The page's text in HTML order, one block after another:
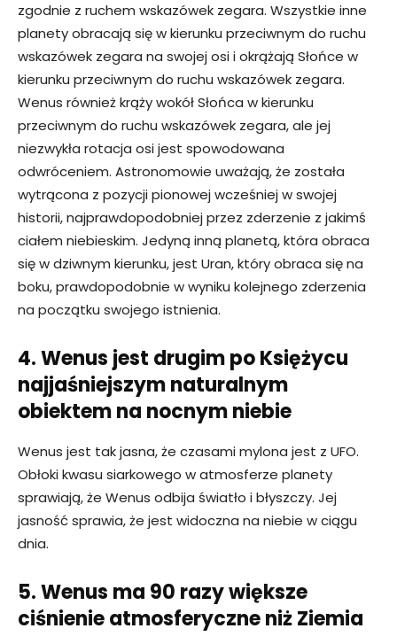
zgodnie z ruchem wskazówek zegara. Wszystkie inne
planety obracają się w kierunku przeciwnym do ruchu
wskazówek zegara na swojej osi i okrążają Słońce w
kierunku przeciwnym do ruchu wskazówek zegara.
Wenus również krąży wokół Słońca w kierunku
przeciwnym do ruchu wskazówek zegara, ale jej
niezwykła rotacja osi jest spowodowana
odwróceniem. Astronomowie uważają, że została
wytrącona z pozycji pionowej wcześniej w swojej
historii, najprawdopodobniej przez zderzenie z jakimś
ciałem niebieskim. Jedyną inną planetą, która obraca
się w dziwnym kierunku, jest Uran, który obraca się na
boku, prawdopodobnie w wyniku kolejnego zderzenia
na początku swojego istnienia.
4. Wenus jest drugim po Księżycu
najjaśniejszym naturalnym
obiektem na nocnym niebie
Wenus jest tak jasna, że ​​czasami mylona jest z UFO.
Obłoki kwasu siarkowego w atmosferze planety
sprawiają, że Wenus odbija światło i błyszczy. Jej
jasność sprawia, że ​​jest widoczna na niebie w ciągu
dnia.
5. Wenus ma 90 razy większe
ciśnienie atmosferyczne niż Ziemia